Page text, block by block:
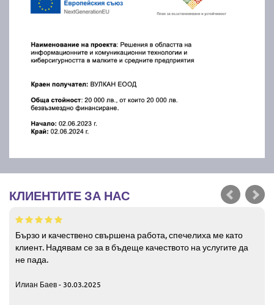
КЛИЕНТИТЕ ЗА НАС
Бързо и качествено свършена работа, спечелиха ме като
клиент. Надявам се за в бъдеще качеството на услугите да
не пада.
Илиан Баев - 30.03.2025